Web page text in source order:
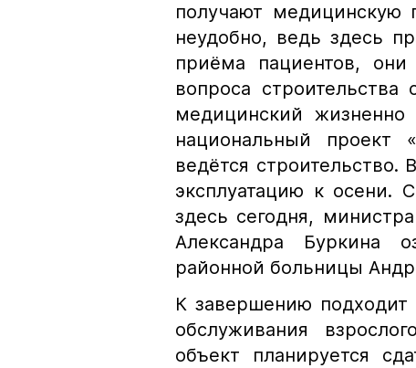
получают
неудобно, ведь здесь
приёма пациентов,
вопроса строительства
медицинский
национальный проект
ведётся
эксплуатацию к осени.
здесь сегодня,
Александра Буркина
районной больницы
К завершению подходит
обслуживания
объект планируется